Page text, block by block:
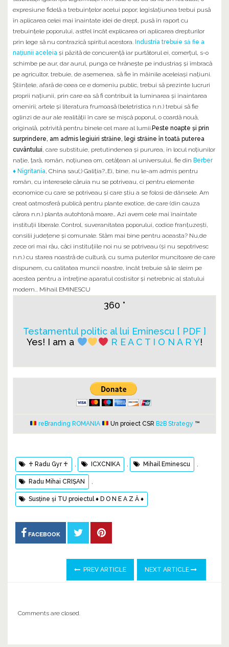
expresiune fidelă a trebuinţelor acelui popor; legislaţiunea trebui pusă
în aplicarea celei mai înaintate idei de drept, pusă în raport cu
trebuinţele poporului, astfel încât explicarea ori aplicarea drepturilor
prin lege să nu contrazică spiritul acestora. Industria trebuie să fie a
naţiunii aceleia şi păzită de concurenţă iar purtătorul ei, comerţul, s-o
schimbe pe aur, dar aurul, punga ce hrăneşte pe industriaş şi îmbracă
pe agricultor, trebuie, de asemenea, să fie în mâinile aceleiaşi naţiuni.
Ştiinţele, afară de ceea ce e domeniu public, trebui să prezinte lucruri
proprii naţiunii, prin care ea să fi contribuit la luminarea şi înaintarea
omenirii; artele şi literatura frumoasă (beletristica n.n.) trebui să fie
oglinzi de aur ale realităţii în care se mişcă poporul, o coardă nouă,
originală, potrivită pentru binele cel mare al lumii.Peste noapte şi prin
surprindere, am admis legiuiri străine, legi străine în toată puterea
cuvântului, care substituie, pretutindenea şi pururea, în locul noţiunilor
naţie, ţară, român, noţiunea om, cetăţean al universului, fie din Berber
♦ Nigritania, China sau(;) Galiţia?…Ei, bine, nu le-am admis pentru
român, cu interesele căruia nu se potriveau, ci pentru elemente
economice cu care se potriveau şi care ştiu a se folosi de dânsele. Am
creat oatmosferă publică pentru plante exotice, de care (din cauza
cărora n.n.) planta autohtonă moare… Azi avem cele mai înaintate
instituţii liberale. Control, suveranitatea poporului, codice franţuzeşti,
consilii judeţene şi comunale. Stăm mai bine pentru aceasta? Nu,de
zece ori mai rău, căci instituţiile noi nu se potriveau (şi nu sepotrivesc
n.n.) cu starea noastră de cultură, cu suma puterilor muncitoare de care
dispunem, cu calitatea muncii noastre, încât trebuie să le sleim pe
acestea pentru a întreţine aparatul costisitor şi netrebnic al statului
modern... Mihail EMINESCU
360 °
Testamentul politic al lui Eminescu [ PDF ]
Yes! I am a
R E A C T I O N A R Y!
reBranding ROMANIA Un proiect CSR B2B Strategy ™
♰ Radu Gyr ♰ , ICXCNIKA , Mihail Eminescu ,
Radu Mihai CRIŞAN ,
Susține și TU proiectul ♦ D O N E A Z Ă ♦
FACEBOOK
PREV ARTICLE NEXT ARTICLE
Comments are closed.